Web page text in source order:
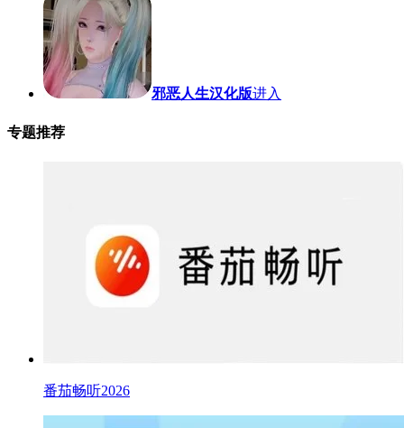
邪恶人生汉化版进入
专题推荐
番茄畅听2026